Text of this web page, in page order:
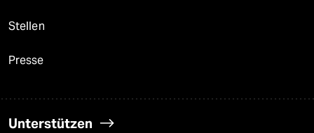
Stellen
Presse
Unterstützen